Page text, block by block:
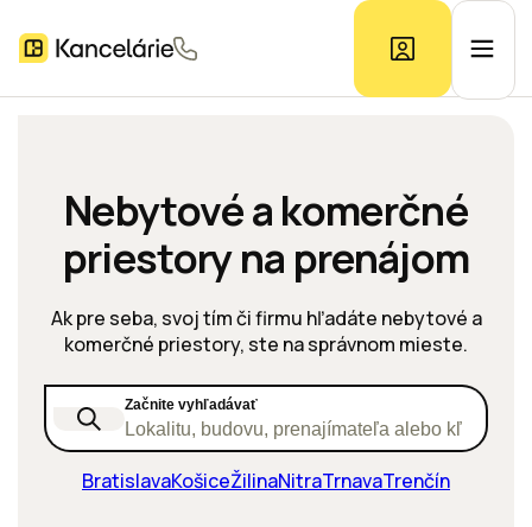
Prieskum trhu
Kontakt
Inzerát
Nebytové a komerčné
priestory na prenájom
Ak pre seba, svoj tím či firmu hľadáte nebytové a
komerčné priestory, ste na správnom mieste.
Začnite vyhľadávať
Lokalitu, budovu, prenajímateľa alebo kľúčové
BratislavaKošiceŽilinaNitraTrnavaTrenčín